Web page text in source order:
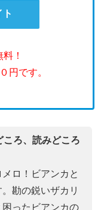
！
円です。
ころ、読みどころ
ロ！ビアンカと
勘の鋭いザカリ
ったビアンカの